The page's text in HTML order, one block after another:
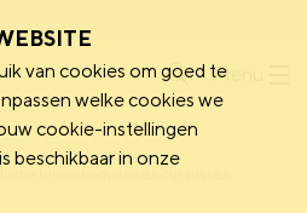
Menu
van cookies om goed te
welke cookies we
cookie-instellingen
beschikbaar in onze